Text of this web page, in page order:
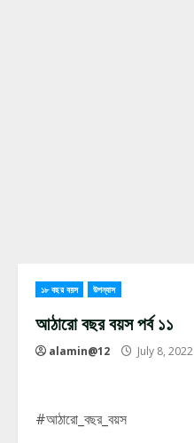
১৮ বছর বয়স উপন্যাস
আঠারো বছর বয়স পর্ব ১১
alamin@12 July 8, 2022
#আঠারো_বছর_বয়স